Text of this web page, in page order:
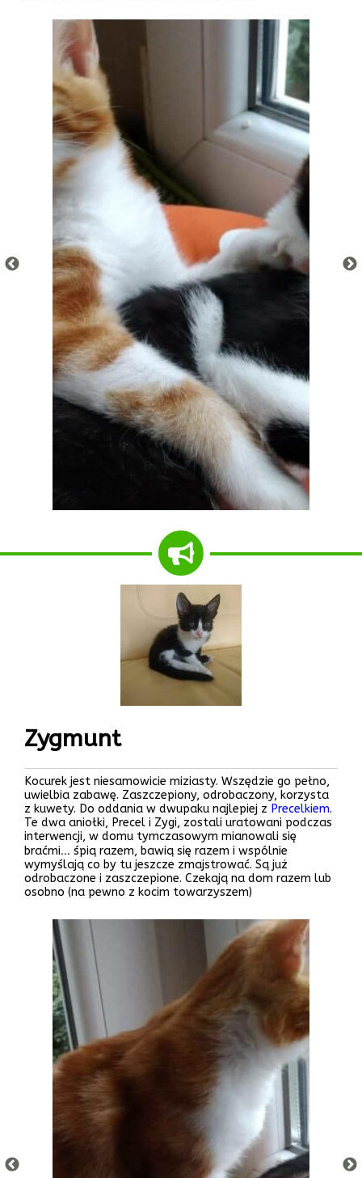
Zygmunt
Kocurek jest niesamowicie miziasty. Wszędzie go pełno,
uwielbia zabawę. Zaszczepiony, odrobaczony, korzysta
z kuwety. Do oddania w dwupaku najlepiej z Precelkiem.
Te dwa aniołki, Precel i Zygi, zostali uratowani podczas
interwencji, w domu tymczasowym mianowali się
braćmi… śpią razem, bawią się razem i wspólnie
wymyślają co by tu jeszcze zmajstrować. Są już
odrobaczone i zaszczepione. Czekają na dom razem lub
osobno (na pewno z kocim towarzyszem)